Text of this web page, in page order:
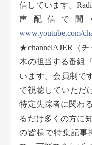
信しています。
声配信で聞
www.youtube.com/
★channelAJER（
木の担当する番組
います。会員制で
で視聴していた
特定失踪者に関わ
るだけ多くの方に
の皆様で特集記事